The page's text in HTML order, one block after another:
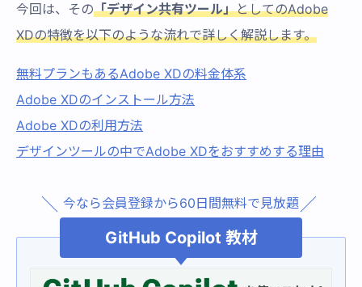
今回は、その「デザイン共有ツール」としてのAdobe
XDの特徴を以下のような流れで詳しく解説します。
無料プランもあるAdobe XDの料金体系
Adobe XDのインストール方法
Adobe XDの利用方法
デザインツールの中でAdobe XDをおすすめする理由
今なら会員登録から60日間無料で見放題
GitHub Copilot 教材